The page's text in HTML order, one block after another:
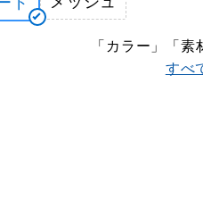
「カラー」「素
すべ